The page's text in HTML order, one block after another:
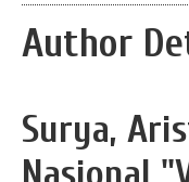
Author
Surya,